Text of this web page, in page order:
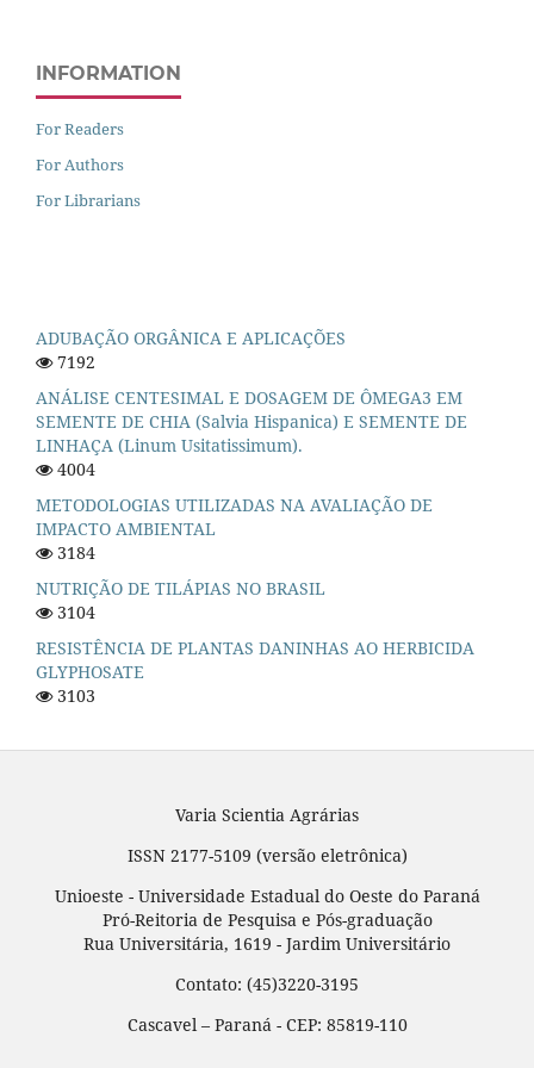
INFORMATION
For Readers
For Authors
For Librarians
ADUBAÇÃO ORGÂNICA E APLICAÇÕES
7192
ANÁLISE CENTESIMAL E DOSAGEM DE ÔMEGA3 EM
SEMENTE DE CHIA (Salvia Hispanica) E SEMENTE DE
LINHAÇA (Linum Usitatissimum).
4004
METODOLOGIAS UTILIZADAS NA AVALIAÇÃO DE
IMPACTO AMBIENTAL
3184
NUTRIÇÃO DE TILÁPIAS NO BRASIL
3104
RESISTÊNCIA DE PLANTAS DANINHAS AO HERBICIDA
GLYPHOSATE
3103
Varia Scientia Agrárias
ISSN 2177-5109 (versão eletrônica)
Unioeste - Universidade Estadual do Oeste do Paraná
Pró-Reitoria de Pesquisa e Pós-graduação
Rua Universitária, 1619 - Jardim Universitário
Contato: (45)3220-3195
Cascavel – Paraná - CEP: 85819-110